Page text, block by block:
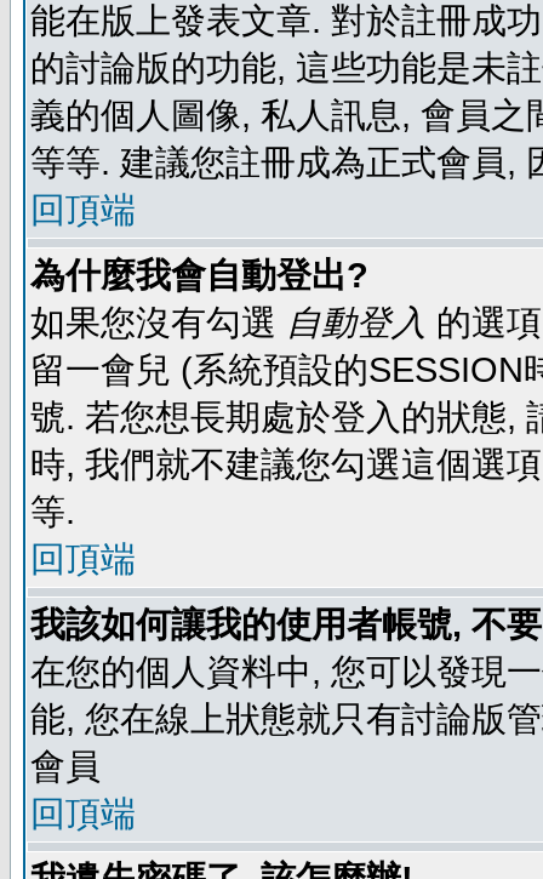
能在版上發表文章. 對於註冊成
的討論版的功能, 這些功能是未
義的個人圖像, 私人訊息, 會員
等等. 建議您註冊成為正式會員,
回頂端
為什麼我會自動登出?
如果您沒有勾選 自動登入 的選
留一會兒 (系統預設的
號. 若您想長期處於登入的狀態,
時, 我們就不建議您勾選這個選
等.
回頂端
我該如何讓我的使用者帳號, 不
在您的個人資料中, 您可以發現
能, 您在線上狀態就只有討論版
會員
回頂端